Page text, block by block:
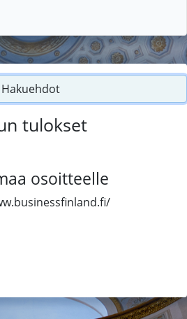
Hakuehdot
tulokset
osoitteelle